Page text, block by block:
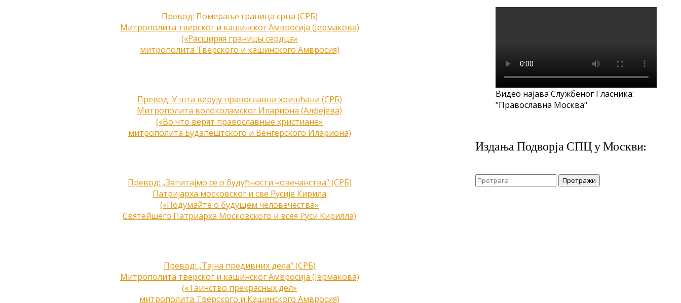
Превод: Померање граница срца (СРБ)
Митрополита тверског и кашинског Амвросија (Јермакова)
(«Расширяя границы сердца»
митрополита Тверского и кашинского Амвросия)
Превод: У шта верују православни хришћани (СРБ)
Митрополита волоколамског Илариона (Алфејева)
(«Во что верят православные христиане»
митрополита Будапештского и Венгерского Илариона)
Превод: „Запитајмо се о будућности човечанства“ (СРБ)
Патријарха московског и све Русије Кирила
(«Подумайте о будущем человечества»
Святейшего Патриарха Московского и всея Руси Кирилла)
Превод: „Тајна предивних дела“ (СРБ)
Митрополита тверског и кашинског Амвросија (Јермакова)
(«Таинство прекрасных дел»
митрополита Тверского и Кашинского Амвросия)
Видео најава Службеног Гласника:
"Православна Москва"
Издања Подворја СПЦ у Москви:
Претрага